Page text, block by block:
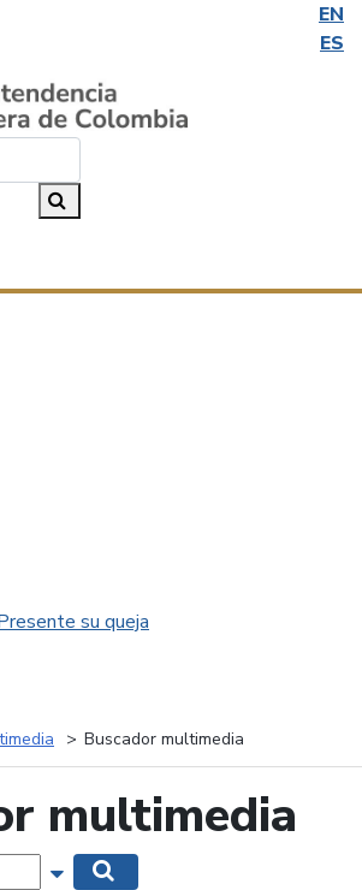
EN
ES
su queja
Buscador multimedia
multimedia
Mostrar opciones de búsqueda